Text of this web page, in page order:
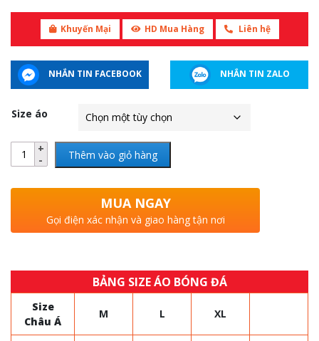
Khuyến Mại HD Mua Hàng Liên hệ
NHẮN TIN FACEBOOK NHẮN TIN ZALO
Size áo
Thêm vào giỏ hàng
MUA NGAY
Gọi điện xác nhận và giao hàng tận nơi
BẢNG SIZE ÁO BÓNG ĐÁ
Size
Châu Á
M L XL